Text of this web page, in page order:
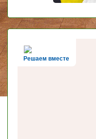
Решаем вместе